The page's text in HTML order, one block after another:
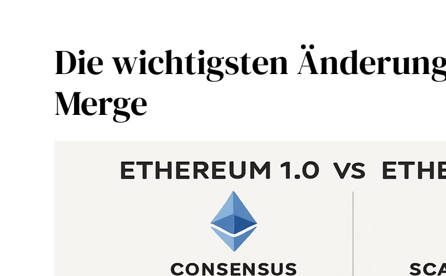
Die wichtigsten
Merge